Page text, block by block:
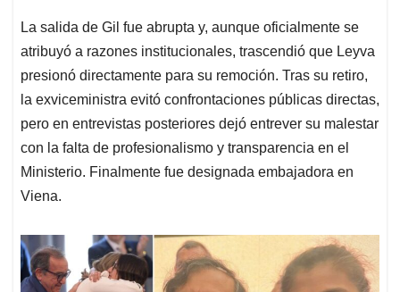
La salida de Gil fue abrupta y, aunque oficialmente se
atribuyó a razones institucionales, trascendió que Leyva
presionó directamente para su remoción. Tras su retiro,
la exviceministra evitó confrontaciones públicas directas,
pero en entrevistas posteriores dejó entrever su malestar
con la falta de profesionalismo y transparencia en el
Ministerio. Finalmente fue designada embajadora en
Viena.